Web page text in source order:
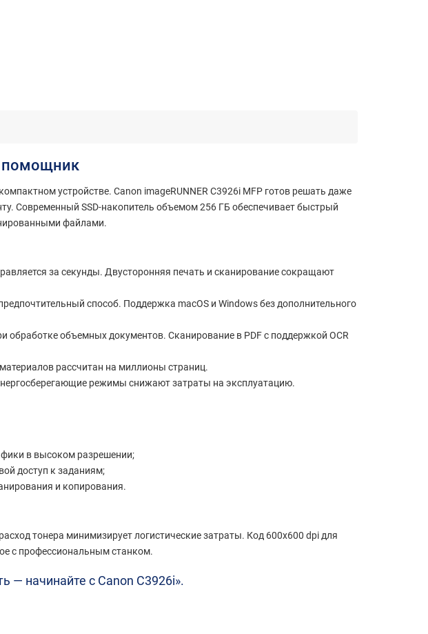
помощник
устройстве. Canon imageRUNNER C3926i MFP готов решать даже
Современный SSD-накопитель объемом 256 ГБ обеспечивает быстрый
файлами.
за секунды. Двусторонняя печать и сканирование сокращают
способ. Поддержка macOS и Windows без дополнительного
обработке объемных документов. Сканирование в PDF с поддержкой OCR
рассчитан на миллионы страниц.
режимы снижают затраты на эксплуатацию.
в высоком разрешении;
доступ к заданиям;
и копирования.
тонера минимизирует логистические затраты. Код 600x600 dpi для
с профессиональным станком.
— начинайте с Canon C3926i».